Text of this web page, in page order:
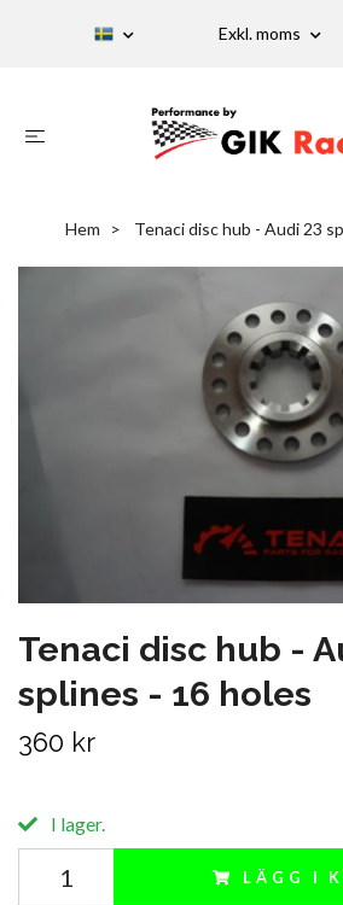
Exkl. moms
Hem Tenaci disc hub - Audi 23
Tenaci disc hub -
splines - 16 holes
360 kr
I lager.
LÄGG I